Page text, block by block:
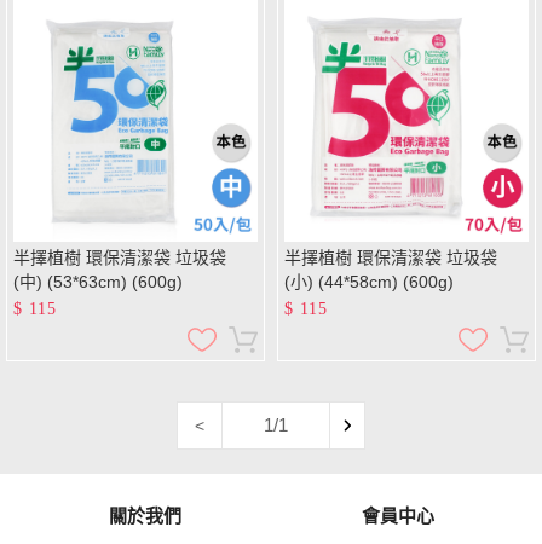
半擇植樹 環保清潔袋 垃圾袋
(中) (53*63cm) (600g)
$ 115
半擇植樹 環保清潔袋 垃圾袋
(小) (44*58cm) (600g)
$ 115
< 1/1
關於我們 會員中心